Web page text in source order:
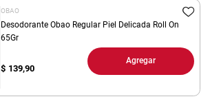
OBAO
Desodorante Obao Regular Piel Delicada Roll On
65Gr
$ 139,90
Agregar